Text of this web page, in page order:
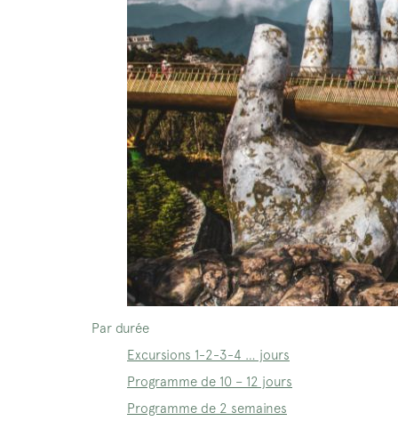
Par durée
Excursions 1-2-3-4 … jours
Programme de 10 – 12 jours
Programme de 2 semaines